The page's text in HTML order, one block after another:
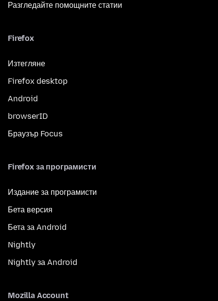
Разгледайте помощните статии
Firefox
Изтегляне
Firefox desktop
Android
browserID
Браузър Focus
Firefox за програмисти
Издание за програмисти
Бета версия
Бета за Android
Nightly
Nightly за Android
Mozilla Account